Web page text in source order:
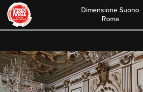
content
Dimensione Suono
Roma